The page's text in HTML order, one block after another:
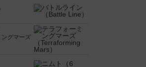
ングマーズ